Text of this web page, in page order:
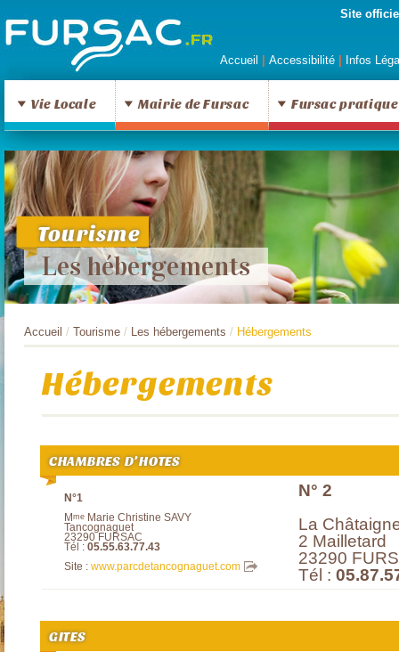
Site
Accueil Accessibilité Infos
Vie Locale Mairie de Fursac Fursac pratique
Tourisme
Les hébergements
Accueil / Tourisme / Les hébergements / Hébergements
Hébergements
CHAMBRES D’HOTES
N°1
M me Marie Christine SAVY
Tancognaguet
23290 FURSAC
Tél : 05.55.63.77.43
Site : www.parcdetancognaguet.com
N° 2
La
2 Mailletard
23290
Tél :
GITES